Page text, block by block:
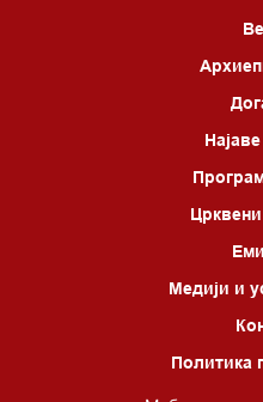
Медији и
Политика